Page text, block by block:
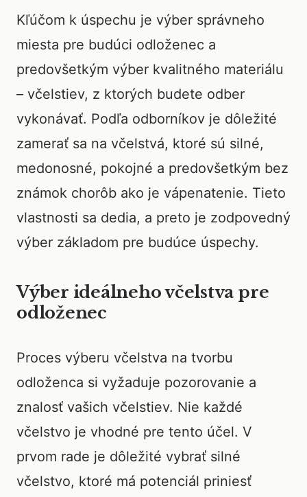
Kľúčom k úspechu je výber správneho
miesta pre budúci odloženec a
predovšetkým výber kvalitného materiálu
– včelstiev, z ktorých budete odber
vykonávať. Podľa odborníkov je dôležité
zamerať sa na včelstvá, ktoré sú silné,
medonosné, pokojné a predovšetkým bez
známok chorôb ako je vápenatenie. Tieto
vlastnosti sa dedia, a preto je zodpovedný
výber základom pre budúce úspechy.
Výber ideálneho včelstva pre
odloženec
Proces výberu včelstva na tvorbu
odloženca si vyžaduje pozorovanie a
znalosť vašich včelstiev. Nie každé
včelstvo je vhodné pre tento účel. V
prvom rade je dôležité vybrať silné
včelstvo, ktoré má potenciál priniesť